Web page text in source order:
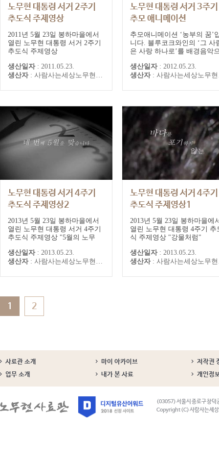
노무현 대통령 서거 2주기
추도식 주제영상
2011년 5월 23일 봉하마을에서
열린 노무현 대통령 서거 2주기
추도식 주제영상
생산일자 : 2011.05.23.
생산자 : 사람사는세상노무현재단 사료편찬특별위원회
노무현 대통령 서거 3주기
추모 애니메이션
"농부의 꿈"
추모애니메이션 ‘농부의 꿈’
니다. 블루코크와인의 ‘그 사
은 사랑 하나로’를 배경음악
을 탓하지 않습니다’는 어록
애니메이션으로 표현했습니
공개한 바 있습니다.
생산일자 : 2012.05.23.
생산자 : 사람사는세상노무현재단 사료편찬특별위원회
노무현 대통령 서거 4주기
추도식 주제영상2
"5월의 노무현"
2013년 5월 23일 봉하마을에서
열린 노무현 대통령 서거 4주기
추도식 주제영상 "5월의 노무
생산일자 : 2013.05.23.
생산자 : 사람사는세상노무현재단 노무현사료연구센터
노무현 대통령 서거 4주기
추도식 주제영상1
"강물처럼"
2013년 5월 23일 봉하마을에
열린 노무현 대통령 4주기 추
식 주제영상 "강물처럼"
생산일자 : 2013.05.23.
생산자 : 사람사는세상노무현재단 노무현사료연구센터
1 2
사료관 소개 마이 아카이브
저작권
업무 소개
내가 본 사료 개인정
(03057) 서울시 종로구 창덕
Copyright (C) 사람사는세